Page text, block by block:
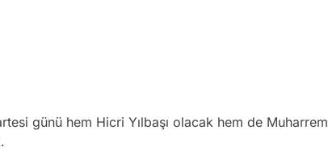
günü hem Hicri Yılbaşı olacak hem de Muharrem